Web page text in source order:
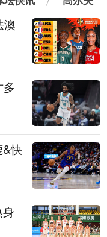
澳
快